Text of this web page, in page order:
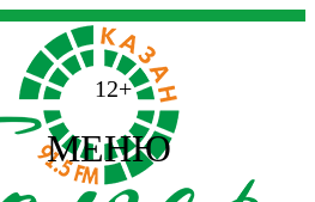
12+
МЕНЮ